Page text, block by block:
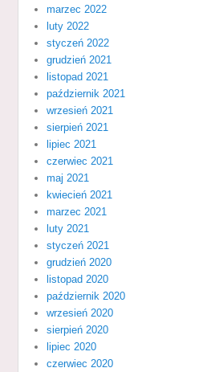
marzec 2022
luty 2022
styczeń 2022
grudzień 2021
listopad 2021
październik 2021
wrzesień 2021
sierpień 2021
lipiec 2021
czerwiec 2021
maj 2021
kwiecień 2021
marzec 2021
luty 2021
styczeń 2021
grudzień 2020
listopad 2020
październik 2020
wrzesień 2020
sierpień 2020
lipiec 2020
czerwiec 2020